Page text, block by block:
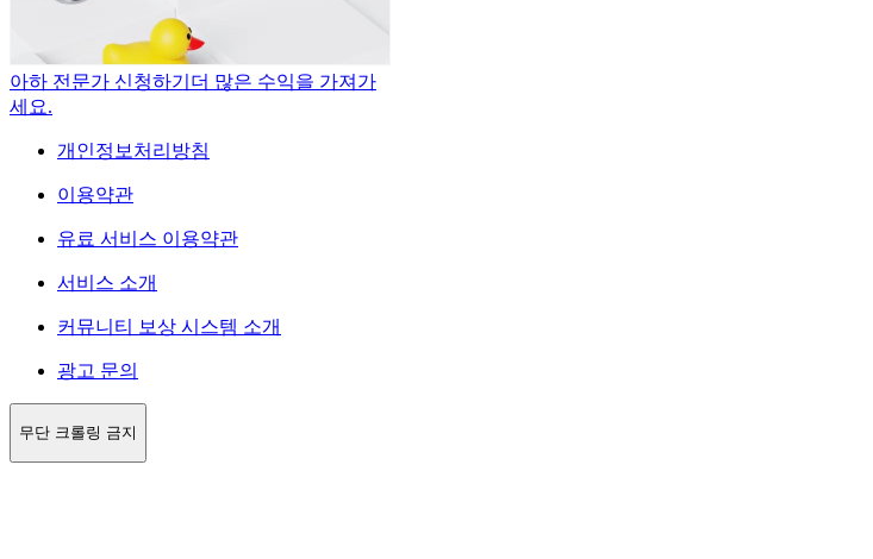
아하 전문가 신청하기 더 많은 수익을 가져가
세요.
개인정보처리방침
이용약관
유료 서비스 이용약관
서비스 소개
커뮤니티 보상 시스템 소개
광고 문의
무단 크롤링 금지